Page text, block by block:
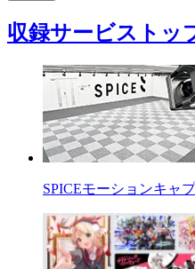
収録サービストッ
SPICEモーションキャ